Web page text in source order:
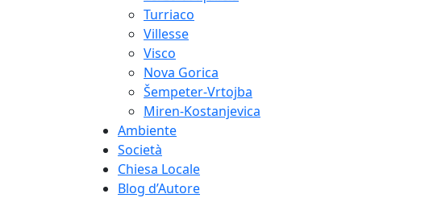
Turriaco
Villesse
Visco
Nova Gorica
Šempeter-Vrtojba
Miren-Kostanjevica
Ambiente
Società
Chiesa Locale
Blog d’Autore